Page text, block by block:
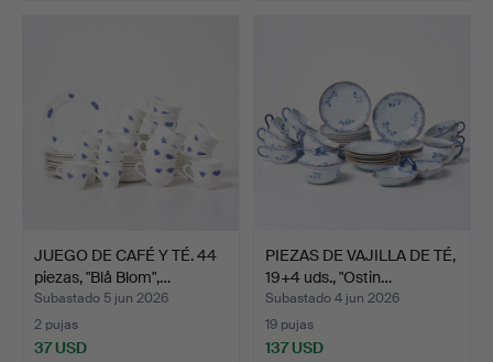
JUEGO DE CAFÉ Y TÉ. 44
piezas, "Blå Blom",…
Subastado 5 jun 2026
2 pujas
37 USD
PIEZAS DE VAJILLA DE TÉ,
19+4 uds., "Ostin…
Subastado 4 jun 2026
19 pujas
137 USD